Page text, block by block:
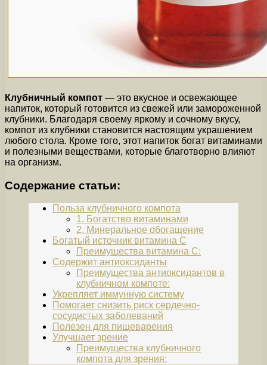
Клубничный компот — это вкусное и освежающее
напиток, который готовится из свежей или замороженной
клубники. Благодаря своему яркому и сочному вкусу,
компот из клубники становится настоящим украшением
любого стола. Кроме того, этот напиток богат витаминами
и полезными веществами, которые благотворно влияют
на организм.
Содержание статьи:
Польза клубничного компота
1. Богатство витаминами
2. Минеральное обогащение
Богатый источник витамина С
Преимущества витамина С:
Содержит антиоксиданты
Преимущества антиоксидантов в
клубничном компоте:
Укрепляет иммунную систему
Помогает снизить риск сердечно-
сосудистых заболеваний
Полезен для пищеварения
Улучшает зрение
Преимущества клубничного
компота для зрения: